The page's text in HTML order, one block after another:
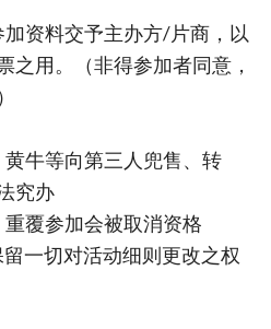
资料交予主办方/片商，以
之用。（非得参加者同意，
牛等向第三人兜售、转
究办
覆参加会被取消资格
一切对活动细则更改之权